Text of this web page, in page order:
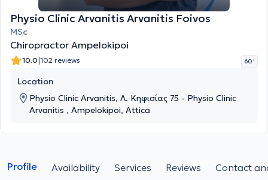
Physio Clinic Arvanitis Arvanitis Foivos
MSc
Chiropractor Ampelokipoi
10.0|102 reviews 60 '
Location
Physio Clinic Arvanitis, Λ. Κηφισίας 75 - Physio Clinic
Arvanitis , Ampelokipoi, Attica
Profile Availability Services Reviews Contact